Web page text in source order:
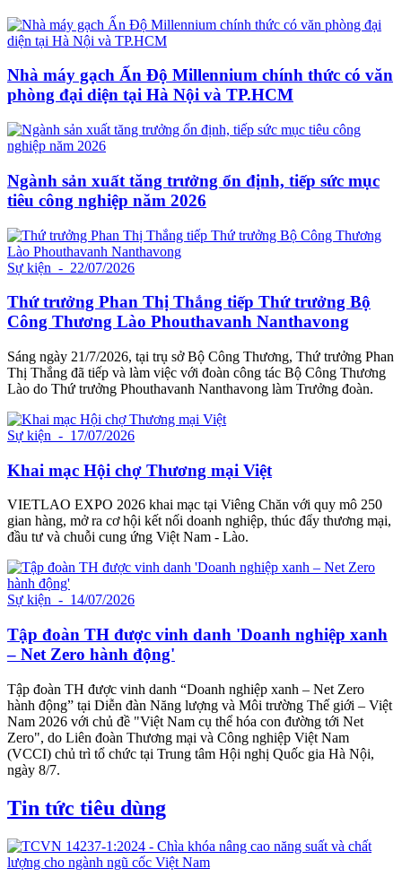
Nhà máy gạch Ấn Độ Millennium chính thức có văn
phòng đại diện tại Hà Nội và TP.HCM
Ngành sản xuất tăng trưởng ổn định, tiếp sức mục
tiêu công nghiệp năm 2026
Sự kiện - 22/07/2026
Thứ trưởng Phan Thị Thắng tiếp Thứ trưởng Bộ
Công Thương Lào Phouthavanh Nanthavong
Sáng ngày 21/7/2026, tại trụ sở Bộ Công Thương, Thứ trưởng Phan
Thị Thắng đã tiếp và làm việc với đoàn công tác Bộ Công Thương
Lào do Thứ trưởng Phouthavanh Nanthavong làm Trưởng đoàn.
Sự kiện - 17/07/2026
Khai mạc Hội chợ Thương mại Việt
VIETLAO EXPO 2026 khai mạc tại Viêng Chăn với quy mô 250
gian hàng, mở ra cơ hội kết nối doanh nghiệp, thúc đẩy thương mại,
đầu tư và chuỗi cung ứng Việt Nam - Lào.
Sự kiện - 14/07/2026
Tập đoàn TH được vinh danh 'Doanh nghiệp xanh
– Net Zero hành động'
Tập đoàn TH được vinh danh “Doanh nghiệp xanh – Net Zero
hành động” tại Diễn đàn Năng lượng và Môi trường Thế giới – Việt
Nam 2026 với chủ đề "Việt Nam cụ thể hóa con đường tới Net
Zero", do Liên đoàn Thương mại và Công nghiệp Việt Nam
(VCCI) chủ trì tổ chức tại Trung tâm Hội nghị Quốc gia Hà Nội,
ngày 8/7.
Tin tức tiêu dùng